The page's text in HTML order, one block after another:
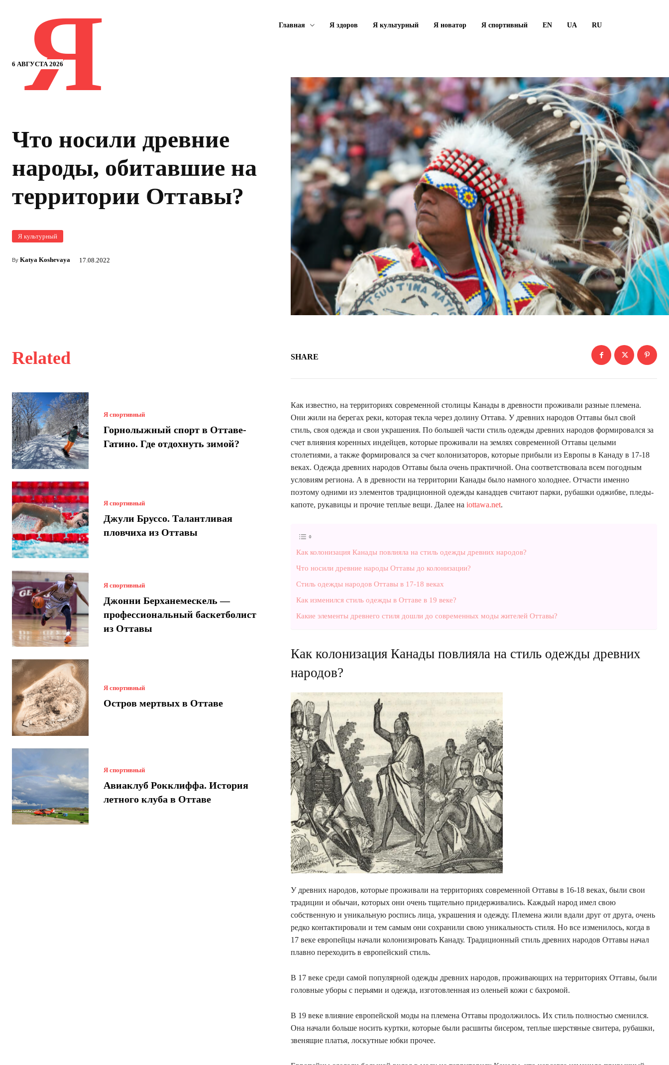
6 АВГУСТА 2026
Я Главная Я здоров Я культурный Я новатор Я спортивный EN UA RU
Что носили древние
народы, обитавшие на
территории Оттавы?
Я культурный
By Katya Koshevaya 17.08.2022
Related
Я спортивный
Горнолыжный спорт в Оттаве-
Гатино. Где отдохнуть зимой?
Я спортивный
Джули Бруссо. Талантливая
пловчиха из Оттавы
Я спортивный
Джонни Берханемескель —
профессиональный баскетболист
из Оттавы
Я спортивный
Остров мертвых в Оттаве
Я спортивный
Авиаклуб Рокклиффа. История
летного клуба в Оттаве
SHARE
Как известно, на территориях современной столицы Канады в древности проживали разные племена.
Они жили на берегах реки, которая текла через долину Оттава. У древних народов Оттавы был свой
стиль, своя одежда и свои украшения. По большей части стиль одежды древних народов формировался за
счет влияния коренных индейцев, которые проживали на землях современной Оттавы целыми
столетиями, а также формировался за счет колонизаторов, которые прибыли из Европы в Канаду в 17-18
веках. Одежда древних народов Оттавы была очень практичной. Она соответствовала всем погодным
условиям региона. А в древности на территории Канады было намного холоднее. Отчасти именно
поэтому одними из элементов традиционной одежды канадцев считают парки, рубашки оджибве, пледы-
капоте, рукавицы и прочие теплые вещи. Далее на iottawa.net.
Как колонизация Канады повлияла на стиль одежды древних народов?
Что носили древние народы Оттавы до колонизации?
Стиль одежды народов Оттавы в 17-18 веках
Как изменился стиль одежды в Оттаве в 19 веке?
Какие элементы древнего стиля дошли до современных моды жителей Оттавы?
Как колонизация Канады повлияла на стиль одежды древних
народов?
У древних народов, которые проживали на территориях современной Оттавы в 16-18 веках, были свои
традиции и обычаи, которых они очень тщательно придерживались. Каждый народ имел свою
собственную и уникальную роспись лица, украшения и одежду. Племена жили вдали друг от друга, очень
редко контактировали и тем самым они сохранили свою уникальность стиля. Но все изменилось, когда в
17 веке европейцы начали колонизировать Канаду. Традиционный стиль древних народов Оттавы начал
плавно переходить в европейский стиль.
В 17 веке среди самой популярной одежды древних народов, проживающих на территориях Оттавы, были
головные уборы с перьями и одежда, изготовленная из оленьей кожи с бахромой.
В 19 веке влияние европейской моды на племена Оттавы продолжилось. Их стиль полностью сменился.
Она начали больше носить куртки, которые были расшиты бисером, теплые шерстяные свитера, рубашки,
звенящие платья, лоскутные юбки прочее.